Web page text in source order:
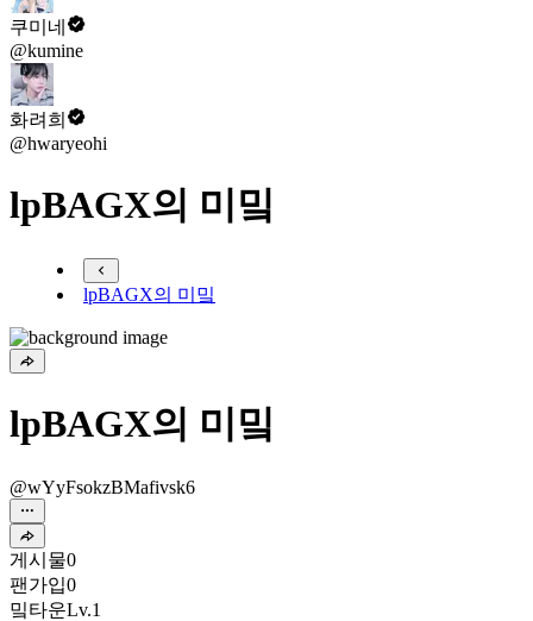
쿠미네
@kumine
화려희
@hwaryeohi
lpBAGX의 미밐
lpBAGX의 미밐
lpBAGX의 미밐
@wYyFsokzBMafivsk6
게시물0
팬가입0
밐타운Lv.1